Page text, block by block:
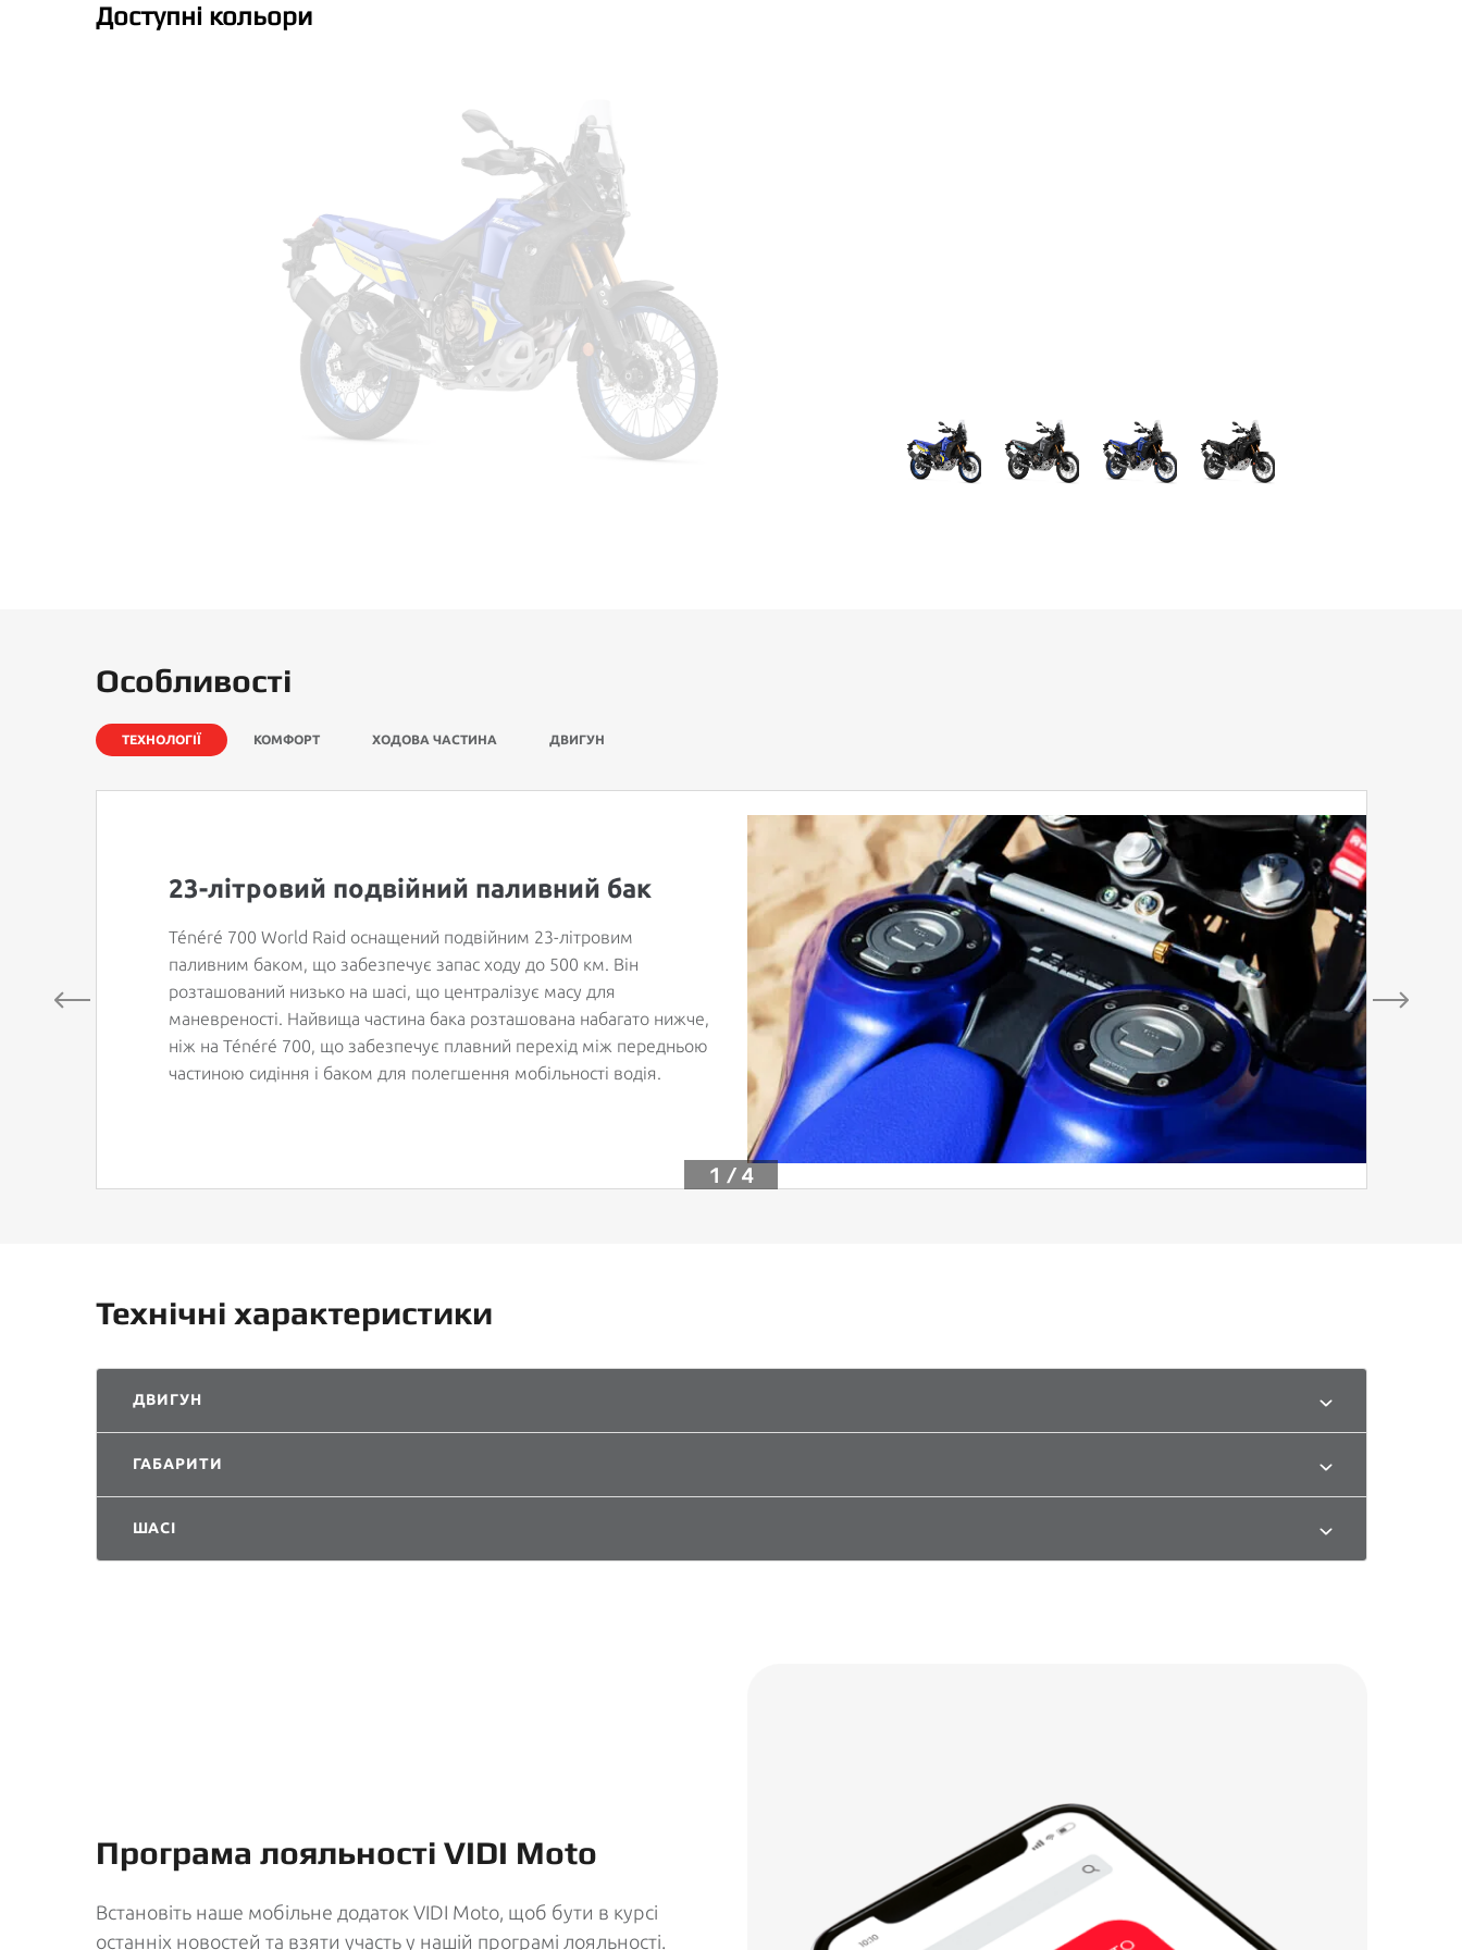
Доступні кольори
Особливості
ТЕХНОЛОГІЇ КОМФОРТ ХОДОВА ЧАСТИНА ДВИГУН
23-літровий подвійний паливний бак
Ténéré 700 World Raid оснащений подвійним 23-літровим
паливним баком, що забезпечує запас ходу до 500 км. Він
розташований низько на шасі, що централізує масу для
маневреності. Найвища частина бака розташована набагато нижче,
ніж на Ténéré 700, що забезпечує плавний перехід між передньою
частиною сидіння і баком для полегшення мобільності водія.
1 / 4
Технічні характеристики
ДВИГУН
ГАБАРИТИ
ШАСІ
Програма лояльності VIDI Moto
Встановіть наше мобільне додаток VIDI Moto, щоб бути в курсі
останніх новостей та взяти участь у нашій програмі лояльності.